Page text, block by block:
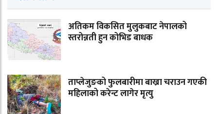
अतिकम विकसित मुलुकबाट नेपालको
स्तरोन्नती हुन कोभिड बाधक
ताप्लेजुङको फुलबारीमा बाख्रा चराउन गएकी
महिलाको करेन्ट लागेर मृत्यु